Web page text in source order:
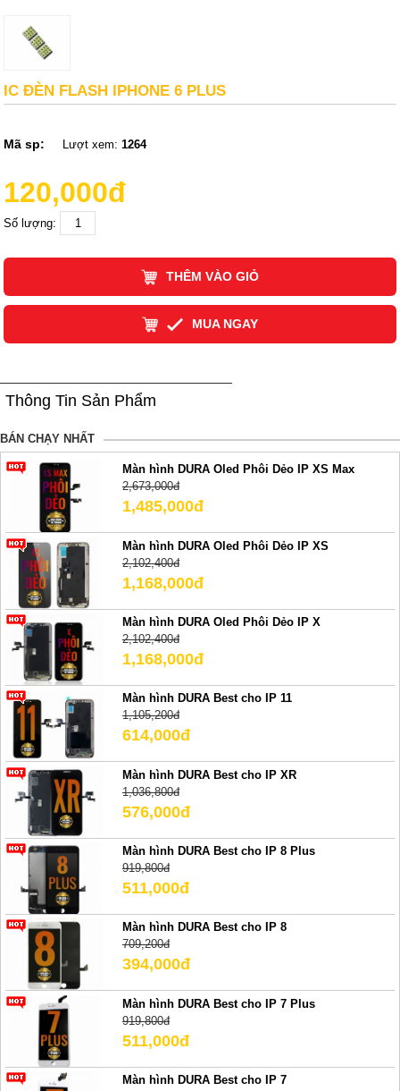
IC ĐÈN FLASH IPHONE 6 PLUS
Mã sp: Lượt xem:1264
120,000đ
Số lượng:
THÊM VÀO GIỎ
MUA NGAY
Thông Tin Sản Phẩm
BÁN CHẠY NHẤT
Màn hình DURA Oled Phôi Dẻo IP XS Max
2,673,000đ
1,485,000đ
Màn hình DURA Oled Phôi Dẻo IP XS
2,102,400đ
1,168,000đ
Màn hình DURA Oled Phôi Dẻo IP X
2,102,400đ
1,168,000đ
Màn hình DURA Best cho IP 11
1,105,200đ
614,000đ
Màn hình DURA Best cho IP XR
1,036,800đ
576,000đ
Màn hình DURA Best cho IP 8 Plus
919,800đ
511,000đ
Màn hình DURA Best cho IP 8
709,200đ
394,000đ
Màn hình DURA Best cho IP 7 Plus
919,800đ
511,000đ
Màn hình DURA Best cho IP 7